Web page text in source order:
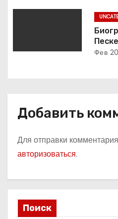
я
Песке
Фев
Добавить
Для отправки
авторизоваться.
Поиск